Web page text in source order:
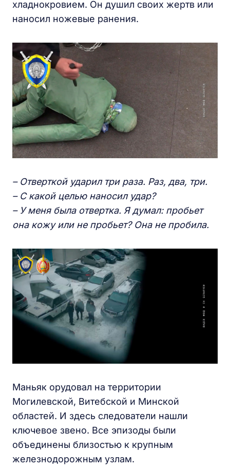
хладнокровием. Он душил своих жертв или
наносил ножевые ранения.
– Отверткой ударил три раза. Раз, два, три.
– С какой целью наносил удар?
– У меня была отвертка. Я думал: пробьет
она кожу или не пробьет? Она не пробила.
Маньяк орудовал на территории
Могилевской, Витебской и Минской
областей. И здесь следователи нашли
ключевое звено. Все эпизоды были
объединены близостью к крупным
железнодорожным узлам.